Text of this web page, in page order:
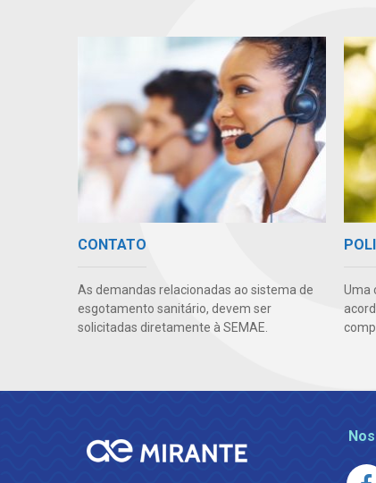
CONTATO
As demandas relacionadas ao sistema de
esgotamento sanitário, devem ser
solicitadas diretamente à SEMAE.
Uma